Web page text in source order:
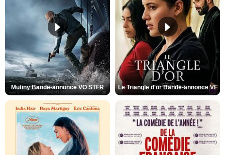
Mutiny Bande-annonce VO STFR Le Triangle d'or Bande-annonce VF